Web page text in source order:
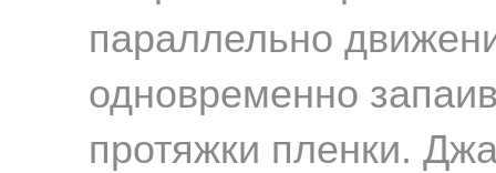
параллельно
одновременно
протяжки пленки.